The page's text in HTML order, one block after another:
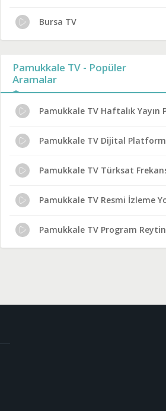
Bursa TV
Pamukkale TV - Popüler
Aramalar
Pamukkale TV Haftalık Yayın
Pamukkale TV Dijital Platform
Pamukkale TV Türksat
Pamukkale TV Resmi İzleme
Pamukkale TV Program